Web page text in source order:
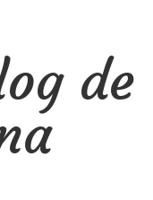
de